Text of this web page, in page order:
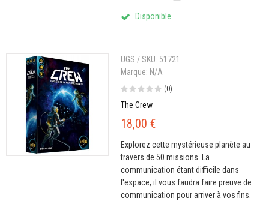
Disponible
UGS / SKU: 51721
Marque: N/A
(0)
The Crew
18,00 €
Explorez cette mystérieuse planète au
travers de 50 missions. La
communication étant difficile dans
l'espace, il vous faudra faire preuve de
communication pour arriver à vos fins.